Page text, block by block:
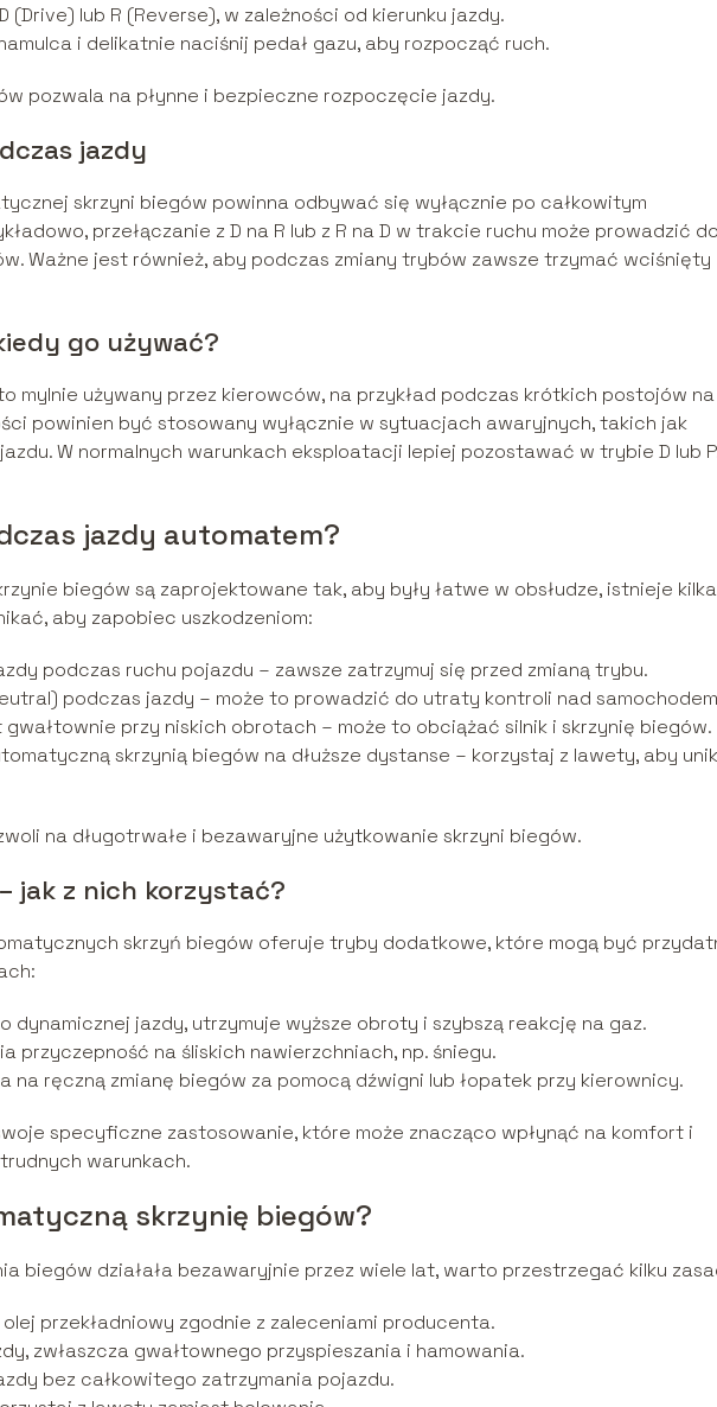
(Drive) lub R (Reverse), w zależności od kierunku jazdy.
i delikatnie naciśnij pedał gazu, aby rozpocząć ruch.
pozwala na płynne i bezpieczne rozpoczęcie jazdy.
jazdy
skrzyni biegów powinna odbywać się wyłącznie po całkowitym
przełączanie z D na R lub z R na D w trakcie ruchu może prowadzić
Ważne jest również, aby podczas zmiany trybów zawsze trzymać wciśnięty
go używać?
mylnie używany przez kierowców, na przykład podczas krótkich postojów na
powinien być stosowany wyłącznie w sytuacjach awaryjnych, takich jak
W normalnych warunkach eksploatacji lepiej pozostawać w trybie D lub
jazdy automatem?
biegów są zaprojektowane tak, aby były łatwe w obsłudze, istnieje kilka
aby zapobiec uszkodzeniom:
podczas ruchu pojazdu – zawsze zatrzymuj się przed zmianą trybu.
podczas jazdy – może to prowadzić do utraty kontroli nad
gwałtownie przy niskich obrotach – może to obciążać silnik i skrzynię biegów.
skrzynią biegów na dłuższe dystanse – korzystaj z lawety, aby
na długotrwałe i bezawaryjne użytkowanie skrzyni biegów.
jak z nich korzystać?
skrzyń biegów oferuje tryby dodatkowe, które mogą być
dynamicznej jazdy, utrzymuje wyższe obroty i szybszą reakcję na gaz.
przyczepność na śliskich nawierzchniach, np. śniegu.
na ręczną zmianę biegów za pomocą dźwigni lub łopatek przy kierownicy.
specyficzne zastosowanie, które może znacząco wpłynąć na komfort i
warunkach.
skrzynię biegów?
biegów działała bezawaryjnie przez wiele lat, warto przestrzegać kilku
przekładniowy zgodnie z zaleceniami producenta.
zwłaszcza gwałtownego przyspieszania i hamowania.
bez całkowitego zatrzymania pojazdu.